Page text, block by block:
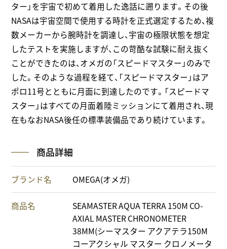
ター」を宇宙で初めて着用した逸話に遡ります。その後
NASAは宇宙空間で使用する時計を正式選定するため、複
数メーカーから腕時計を調達し、宇宙の極限状態を想定
したテストを実施しますが、この苛酷な試験に耐え抜く
ことができたのは、オメガの「スピードマスター」のみで
した。そのような過程を経て、「スピードマスター」はア
ポロ11号とともに月面に到達したのです。「スピードマ
スター」はすべての月面着陸ミッションにて着用され、現
在もなおNASA後任の標準装備品であり続けています。
商品詳細
ブランド名 OMEGA(オメガ)
商品名
SEAMASTER AQUA TERRA 150M CO-
AXIAL MASTER CHRONOMETER
38MM(シーマスター アクアテラ150M
コーアクシャル マスター クロノメータ